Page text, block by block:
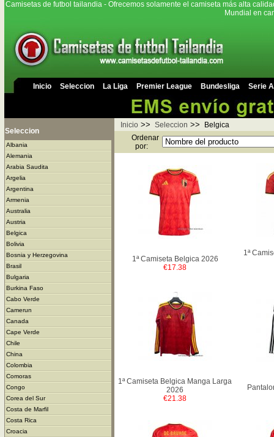
Camisetas de futbol tailandia - Ofrecemos solamente el camiseta más alta
Mundial en
Inicio Seleccion La Liga Premier League Bundesliga Serie A
Seleccion
Albania
Alemania
Arabia Saudita
Argelia
Argentina
Armenia
Australia
Austria
Belgica
Bolivia
Bosnia y Herzegovina
Brasil
Bulgaria
Burkina Faso
Cabo Verde
Camerun
Canada
Cape Verde
Chile
China
Colombia
Comoras
Congo
Corea del Sur
Costa de Marfil
Costa Rica
Croacia
Inicio >> Seleccion >>
Belgica
Ordenar
por:
1ª Camiseta Belgica 2026
€17.38
1ª
1ª Camiseta Belgica Manga Larga
2026
€21.38